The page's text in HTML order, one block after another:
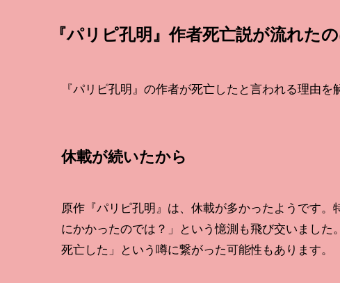
『パリピ孔明』作者死亡説が流れた
『パリピ孔明』の作者が死亡したと言われる理由を
休載が続いたから
原作『パリピ孔明』は、休載が多かったようです
にかかったのでは？」という憶測も飛び交いまし
死亡した」という噂に繋がった可能性もあります。